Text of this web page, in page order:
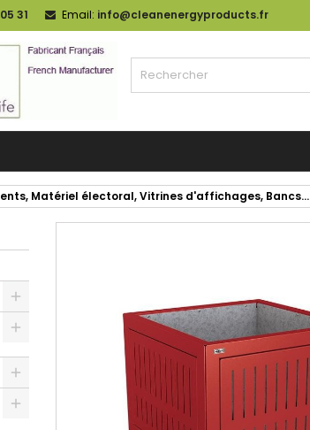
31 Email: info@cleanenergyproducts.fr
Matériel électoral, Vitrines d'affichages, Bancs...